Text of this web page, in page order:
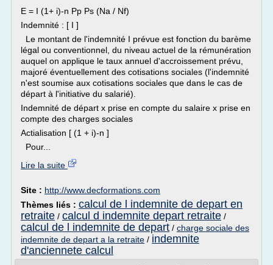
E = I (1+ i)-n Pp Ps (Na / Nf)
Indemnité : [ I ]
Le montant de l'indemnité I prévue est fonction du barème
légal ou conventionnel, du niveau actuel de la rémunération
auquel on applique le taux annuel d'accroissement prévu,
majoré éventuellement des cotisations sociales (l'indemnité
n'est soumise aux cotisations sociales que dans le cas de
départ à l'initiative du salarié).
Indemnité de départ x prise en compte du salaire x prise en
compte des charges sociales
Actialisation [ (1 + i)-n ]
Pour...
Lire la suite
Site : http://www.decformations.com
Thèmes liés : calcul de l indemnite de depart en
retraite / calcul d indemnite depart retraite /
calcul de l indemnite de depart / charge sociale des
indemnite de depart a la retraite / indemnite
d'anciennete calcul